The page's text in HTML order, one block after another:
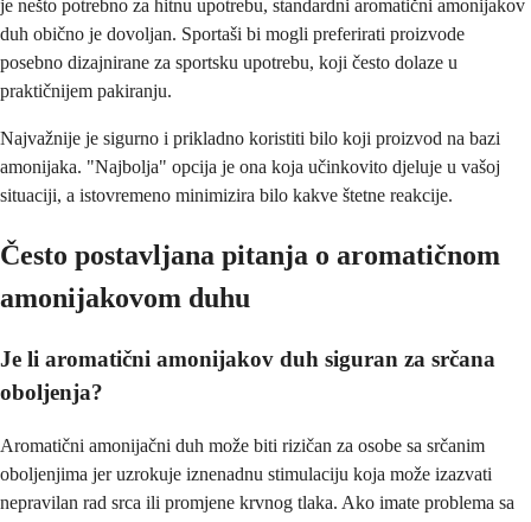
je nešto potrebno za hitnu upotrebu, standardni aromatični amonijakov
duh obično je dovoljan. Sportaši bi mogli preferirati proizvode
posebno dizajnirane za sportsku upotrebu, koji često dolaze u
praktičnijem pakiranju.
Najvažnije je sigurno i prikladno koristiti bilo koji proizvod na bazi
amonijaka. "Najbolja" opcija je ona koja učinkovito djeluje u vašoj
situaciji, a istovremeno minimizira bilo kakve štetne reakcije.
Često postavljana pitanja o aromatičnom
amonijakovom duhu
Je li aromatični amonijakov duh siguran za srčana
oboljenja?
Aromatični amonijačni duh može biti rizičan za osobe sa srčanim
oboljenjima jer uzrokuje iznenadnu stimulaciju koja može izazvati
nepravilan rad srca ili promjene krvnog tlaka. Ako imate problema sa